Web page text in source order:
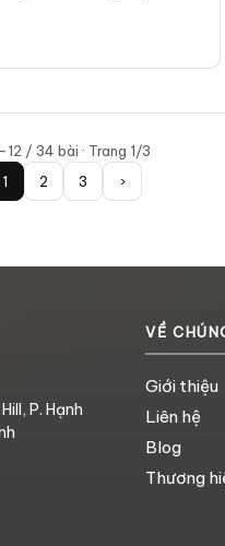
/ 34 bài · Trang 1/3
1 2 3 ›
P. Hạnh
VỀ
Giới thiệu
Liên hệ
Blog
Thương